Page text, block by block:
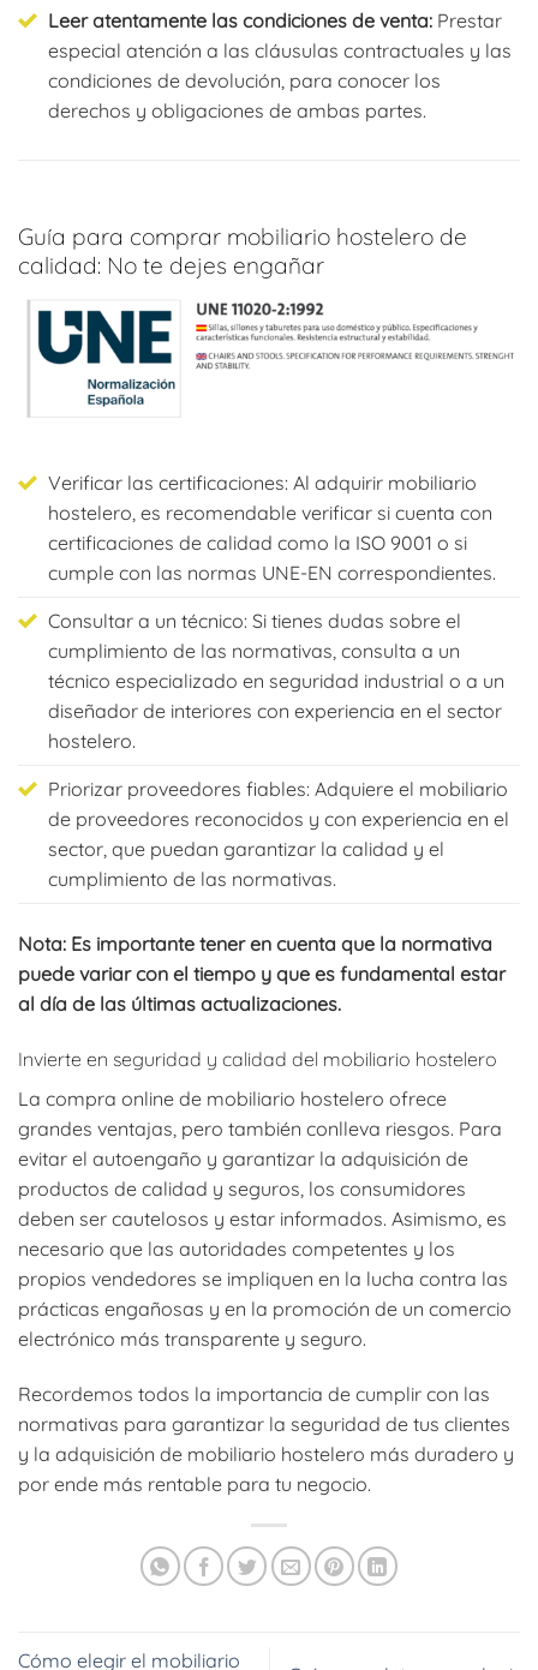
Leer atentamente las condiciones de venta: Prestar
especial atención a las cláusulas contractuales y las
condiciones de devolución, para conocer los
derechos y obligaciones de ambas partes.
Guía para comprar mobiliario hostelero de
calidad: No te dejes engañar
Verificar las certificaciones: Al adquirir mobiliario
hostelero, es recomendable verificar si cuenta con
certificaciones de calidad como la ISO 9001 o si
cumple con las normas UNE-EN correspondientes.
Consultar a un técnico: Si tienes dudas sobre el
cumplimiento de las normativas, consulta a un
técnico especializado en seguridad industrial o a un
diseñador de interiores con experiencia en el sector
hostelero.
Priorizar proveedores fiables: Adquiere el mobiliario
de proveedores reconocidos y con experiencia en el
sector, que puedan garantizar la calidad y el
cumplimiento de las normativas.
Nota: Es importante tener en cuenta que la normativa
puede variar con el tiempo y que es fundamental estar
al día de las últimas actualizaciones.
Invierte en seguridad y calidad del mobiliario hostelero
La compra online de mobiliario hostelero ofrece
grandes ventajas, pero también conlleva riesgos. Para
evitar el autoengaño y garantizar la adquisición de
productos de calidad y seguros, los consumidores
deben ser cautelosos y estar informados. Asimismo, es
necesario que las autoridades competentes y los
propios vendedores se impliquen en la lucha contra las
prácticas engañosas y en la promoción de un comercio
electrónico más transparente y seguro.
Recordemos todos la importancia de cumplir con las
normativas para garantizar la seguridad de tus clientes
y la adquisición de mobiliario hostelero más duradero y
por ende más rentable para tu negocio.
Cómo elegir el mobiliario